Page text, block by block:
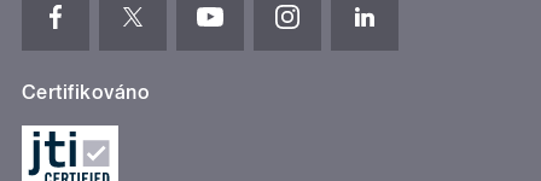
Certifikováno